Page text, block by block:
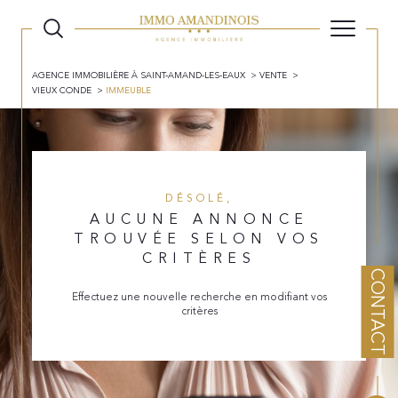
CONTACT
AGENCE IMMOBILIÈRE À SAINT-AMAND-LES-EAUX
VENTE
VIEUX CONDE
IMMEUBLE
DÉSOLÉ,
AUCUNE ANNONCE
TROUVÉE SELON VOS
CRITÈRES
Effectuez une nouvelle recherche en modifiant vos
critères